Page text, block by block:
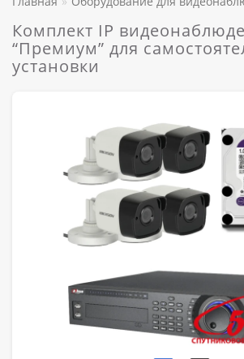
Комплект IP
“Премиум” для
установки